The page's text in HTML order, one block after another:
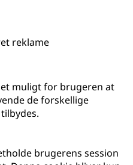
reklame
muligt for brugeren at
de forskellige
brugerens session